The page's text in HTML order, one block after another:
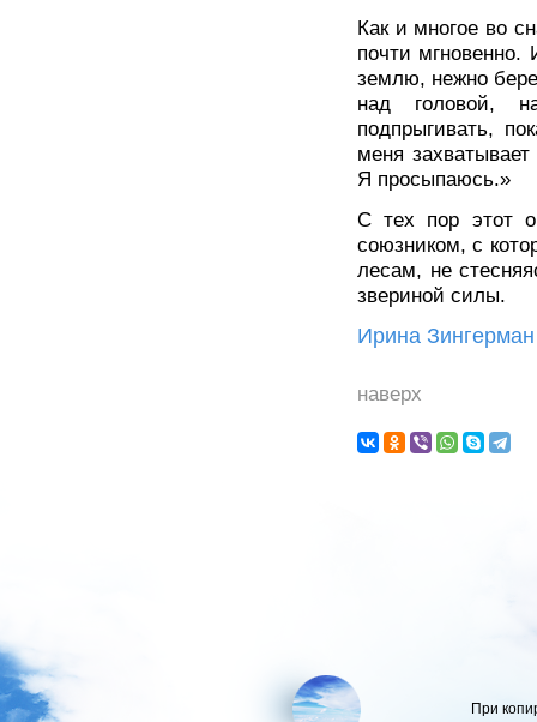
Как и многое во
почти мгновенно.
землю, нежно
над головой,
подпрыгивать,
меня
Я просыпаюсь.»
С тех пор этот
союзником, с
лесам, не
звериной силы.
Ирина Зингерман
наверх
При